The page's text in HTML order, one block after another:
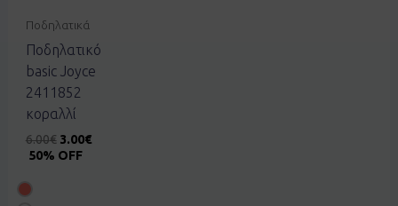
Ποδηλατικά
Ποδηλατικό
basic Joyce
2411852
κοραλλί
6.00€ 3.00€
50% OFF